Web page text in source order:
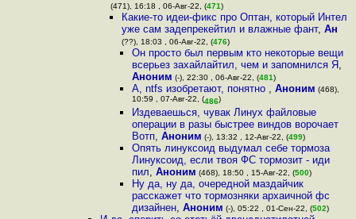
(471), 16:18 , 06-Авг-22, (471)
Какие-то идеи-фикс про Оптан, который Интел
уже сам задепрекейтил и влажные фант, Ан
(??), 18:03 , 06-Авг-22, (476)
Он просто был первым кто некоторые вещи
всерьез захайлайтил, чем и запомнился Я,
Аноним (-), 22:30 , 06-Авг-22, (481)
А, ntfs изобретают, понятно , Аноним (468),
10:59 , 07-Авг-22, (486)
Издеваешься, чувак Линух файловые
операции в разы быстрее виндов ворочает
Вотп, Аноним (-), 13:32 , 12-Авг-22, (499)
Опять линуксоид выдумал себе тормоза
Линуксоид, если твоя ФС тормозит - иди
пил, Аноним (468), 18:50 , 15-Авг-22, (500)
Ну да, ну да, очередной маздайчик
расскажет что тормозняки архаичной фс
дизайнен, Аноним (-), 05:22 , 01-Сен-22, (502)